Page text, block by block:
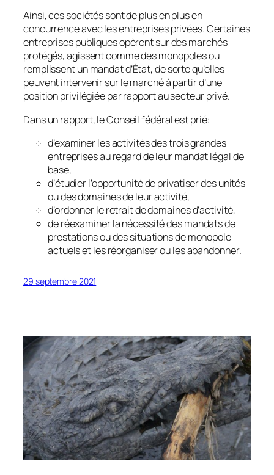
Ainsi, ces sociétés sont de plus en plus en
concurrence avec les entreprises privées. Certaines
entreprises publiques opèrent sur des marchés
protégés, agissent comme des monopoles ou
remplissent un mandat d’État, de sorte qu’elles
peuvent intervenir sur le marché à partir d’une
position privilégiée par rapport au secteur privé.
Dans un rapport, le Conseil fédéral est prié:
d’examiner les activités des trois grandes
entreprises au regard de leur mandat légal de
base,
d’étudier l’opportunité de privatiser des unités
ou des domaines de leur activité,
d’ordonner le retrait de domaines d’activité,
de réexaminer la nécessité des mandats de
prestations ou des situations de monopole
actuels et les réorganiser ou les abandonner.
29 septembre 2021